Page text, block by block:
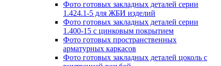
Фото готовых закладных деталей серии
1.424.1-5 для ЖБИ изделий
Фото готовых закладных деталей серии
1.400-15 с цинковым покрытием
Фото готовых пространственных
арматурных каркасов
Фото готовых закладных деталей цоколь с